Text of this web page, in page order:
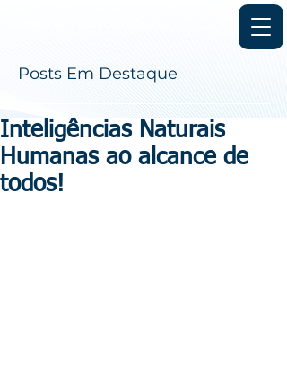
Posts Em Destaque
Inteligências Naturais
Humanas ao alcance de
todos!